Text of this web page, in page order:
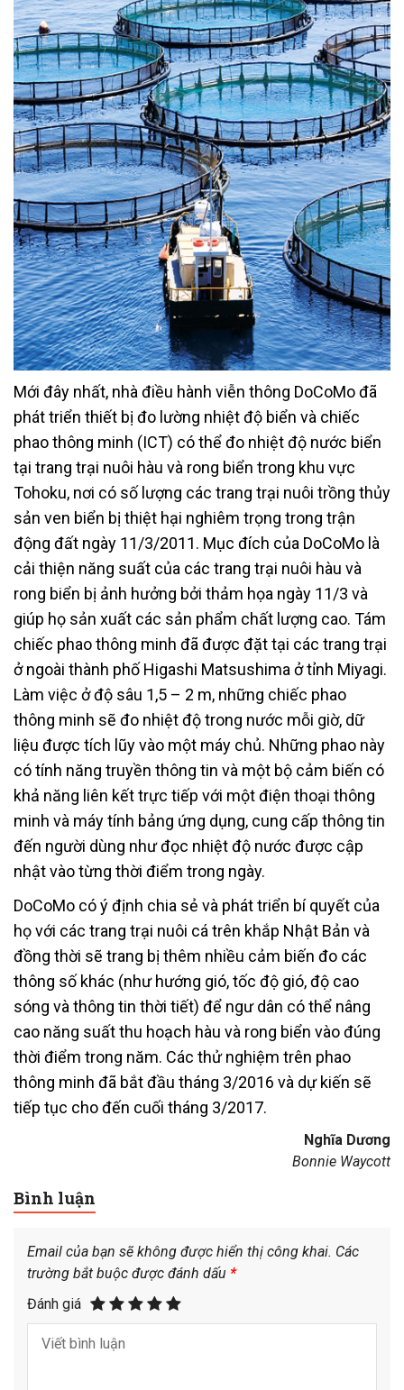
Mới đây nhất, nhà điều hành viễn thông DoCoMo đã
phát triển thiết bị đo lường nhiệt độ biển và chiếc
phao thông minh (ICT) có thể đo nhiệt độ nước biển
tại trang trại nuôi hàu và rong biển trong khu vực
Tohoku, nơi có số lượng các trang trại nuôi trồng thủy
sản ven biển bị thiệt hại nghiêm trọng trong trận
động đất ngày 11/3/2011. Mục đích của DoCoMo là
cải thiện năng suất của các trang trại nuôi hàu và
rong biển bị ảnh hưởng bởi thảm họa ngày 11/3 và
giúp họ sản xuất các sản phẩm chất lượng cao. Tám
chiếc phao thông minh đã được đặt tại các trang trại
ở ngoài thành phố Higashi Matsushima ở tỉnh Miyagi.
Làm việc ở độ sâu 1,5 – 2 m, những chiếc phao
thông minh sẽ đo nhiệt độ trong nước mỗi giờ, dữ
liệu được tích lũy vào một máy chủ. Những phao này
có tính năng truyền thông tin và một bộ cảm biến có
khả năng liên kết trực tiếp với một điện thoại thông
minh và máy tính bảng ứng dụng, cung cấp thông tin
đến người dùng như đọc nhiệt độ nước được cập
nhật vào từng thời điểm trong ngày.
DoCoMo có ý định chia sẻ và phát triển bí quyết của
họ với các trang trại nuôi cá trên khắp Nhật Bản và
đồng thời sẽ trang bị thêm nhiều cảm biến đo các
thông số khác (như hướng gió, tốc độ gió, độ cao
sóng và thông tin thời tiết) để ngư dân có thể nâng
cao năng suất thu hoạch hàu và rong biển vào đúng
thời điểm trong năm. Các thử nghiệm trên phao
thông minh đã bắt đầu tháng 3/2016 và dự kiến sẽ
tiếp tục cho đến cuối tháng 3/2017.
Nghĩa Dương
Bonnie Waycott
Bình luận
Email của bạn sẽ không được hiển thị công khai. Các
trường bắt buộc được đánh dấu *
Đánh giá